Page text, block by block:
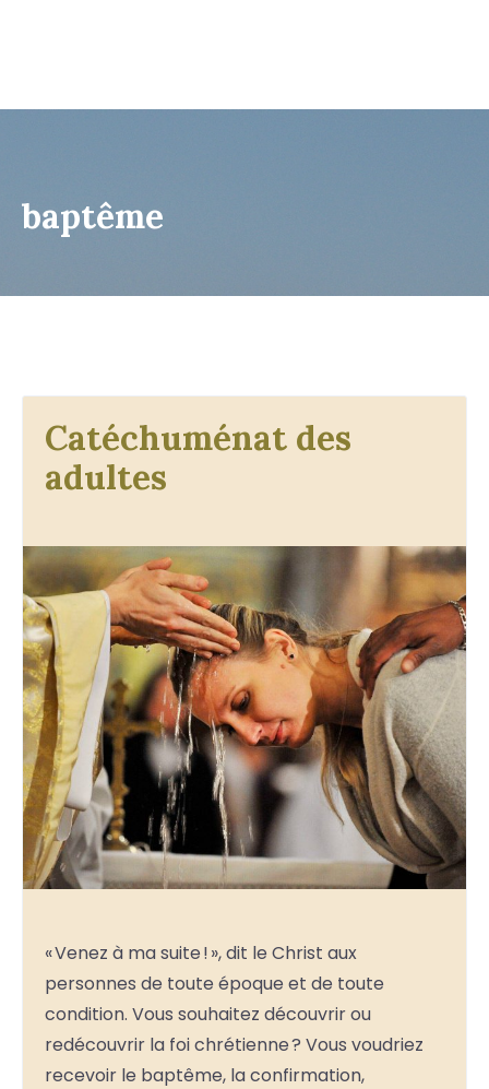
baptême
Catéchuménat des
adultes
« Venez à ma suite ! », dit le Christ aux
personnes de toute époque et de toute
condition. Vous souhaitez découvrir ou
redécouvrir la foi chrétienne ? Vous voudriez
recevoir le baptême, la confirmation,